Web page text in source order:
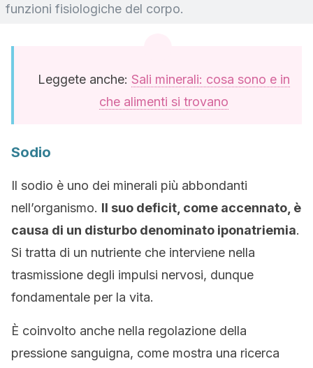
funzioni fisiologiche del corpo.
Leggete anche: Sali minerali: cosa sono e in
che alimenti si trovano
Sodio
Il sodio è uno dei minerali più abbondanti
nell’organismo. Il suo deficit, come accennato, è
causa di un disturbo denominato iponatriemia.
Si tratta di un nutriente che interviene nella
trasmissione degli impulsi nervosi, dunque
fondamentale per la vita.
È coinvolto anche nella regolazione della
pressione sanguigna, come mostra una ricerca